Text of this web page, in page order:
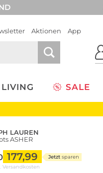
Aktionen App
SALE
LAUREN
ASHER
177,99 Jetzt sparen
Versandkosten